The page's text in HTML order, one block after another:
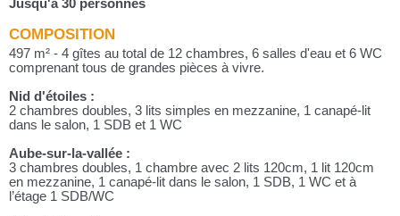
Jusqu'à 30 personnes
COMPOSITION
497 m² - 4 gîtes au total de 12 chambres, 6 salles d'eau et 6 WC
comprenant tous de grandes pièces à vivre.
Nid d'étoiles :
2 chambres doubles, 3 lits simples en mezzanine, 1 canapé-lit
dans le salon, 1 SDB et 1 WC
Aube-sur-la-vallée :
3 chambres doubles, 1 chambre avec 2 lits 120cm, 1 lit 120cm
en mezzanine, 1 canapé-lit dans le salon, 1 SDB, 1 WC et à
l’étage 1 SDB/WC